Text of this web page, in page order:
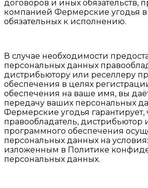
договоров и иных обязательств,
компанией Фермерские угодья в
обязательных к исполнению.
В случае необходимости
персональных данных
дистрибьютору или реселлеру
обеспечения в целях
обеспечения на ваше имя, вы
передачу ваших персональных
Фермерские угодья гарантирует,
правообладатель, дистрибьютор
программного обеспечения
персональных данных на
изложенным в Политике
персональных данных.